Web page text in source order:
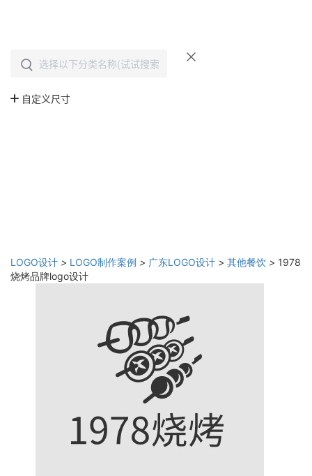
LOGO设计 > LOGO制作案例 > 广东LOGO设计 > 其他餐饮 > 1978
烧烤品牌logo设计